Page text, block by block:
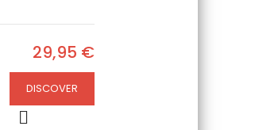
29,95 €
DISCOVER